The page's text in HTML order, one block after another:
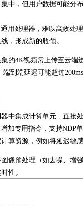
集中，但用户数据可能分
通用处理器，难以高效处
，形成新的瓶颈。
的4K视频需上传至云
到端延迟可能超过
器中集成计算单元，直接
增加专用指令，支持NDP
计算资源，例如将延迟敏
像预处理（如去噪、增
性。